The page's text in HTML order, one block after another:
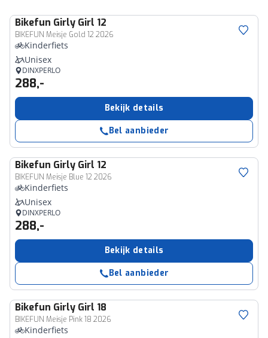
Bikefun Girly Girl 12
BIKEFUN Meisje Gold 12 2026
Kinderfiets
Unisex
DINXPERLO
288,-
Bekijk details
Bel aanbieder
Bikefun Girly Girl 12
BIKEFUN Meisje Blue 12 2026
Kinderfiets
Unisex
DINXPERLO
288,-
Bekijk details
Bel aanbieder
Bikefun Girly Girl 18
BIKEFUN Meisje Pink 18 2026
Kinderfiets